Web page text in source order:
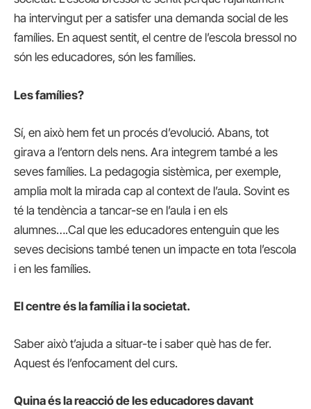
ha intervingut per a satisfer una demanda social de les
famílies. En aquest sentit, el centre de l’escola bressol no
són les educadores, són les famílies.
Les famílies?
Sí, en això hem fet un procés d’evolució. Abans, tot
girava a l’entorn dels nens. Ara integrem també a les
seves famílies. La pedagogia sistèmica, per exemple,
amplia molt la mirada cap al context de l’aula. Sovint es
té la tendència a tancar-se en l’aula i en els
alumnes….Cal que les educadores entenguin que les
seves decisions també tenen un impacte en tota l’escola
i en les famílies.
El centre és la família i la societat.
Saber això t’ajuda a situar-te i saber què has de fer.
Aquest és l’enfocament del curs.
Quina és la reacció de les educadores davant